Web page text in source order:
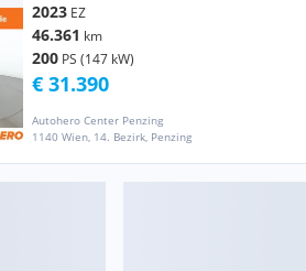
2023 EZ
46.361 km
200 PS (147 kW)
Autohero Center Penzing
1140 Wien, 14. Bezirk, Penzing
€ 31.390